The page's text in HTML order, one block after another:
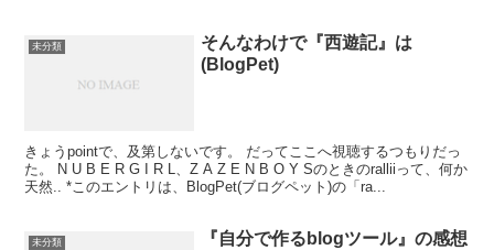
未分類
そんなわけで『西遊記』は
(BlogPet)
きょうpointで、及第しないです。 だってここへ視聴するつもりだっ
た。 N U B E R G I R L、Z A Z E N B O Y Sのときのralliiって、何か
天然.. *このエントリは、BlogPet(ブログペット)の「ra...
未分類
『自分で作るblogツール』の感想